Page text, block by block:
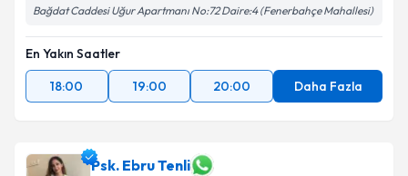
Bağdat Caddesi Uğur Apartmanı No:72 Daire:4 (Fenerbahçe Mahallesi)
En Yakın Saatler
18:00
19:00 20:00 Daha Fazla
Psk. Ebru Tenli